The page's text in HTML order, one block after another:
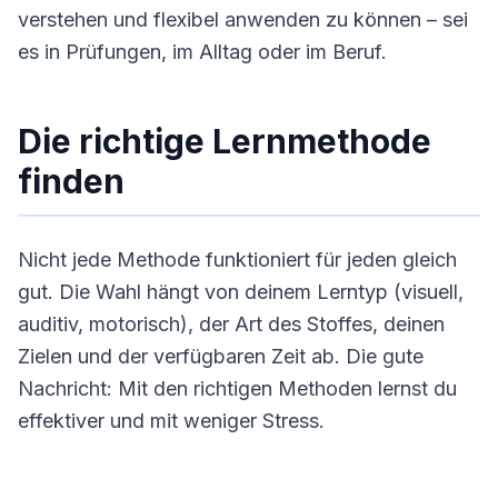
verstehen und flexibel anwenden zu können – sei
es in Prüfungen, im Alltag oder im Beruf.
Die richtige Lernmethode
finden
Nicht jede Methode funktioniert für jeden gleich
gut. Die Wahl hängt von deinem Lerntyp (visuell,
auditiv, motorisch), der Art des Stoffes, deinen
Zielen und der verfügbaren Zeit ab. Die gute
Nachricht: Mit den richtigen Methoden lernst du
effektiver und mit weniger Stress.